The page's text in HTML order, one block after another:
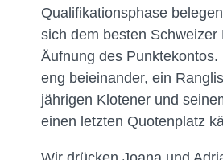
Qualifikationsphase
sich dem besten
Äufnung des
eng beieinander, ein
jährigen Klotener und
einen letzten Quotenplatz